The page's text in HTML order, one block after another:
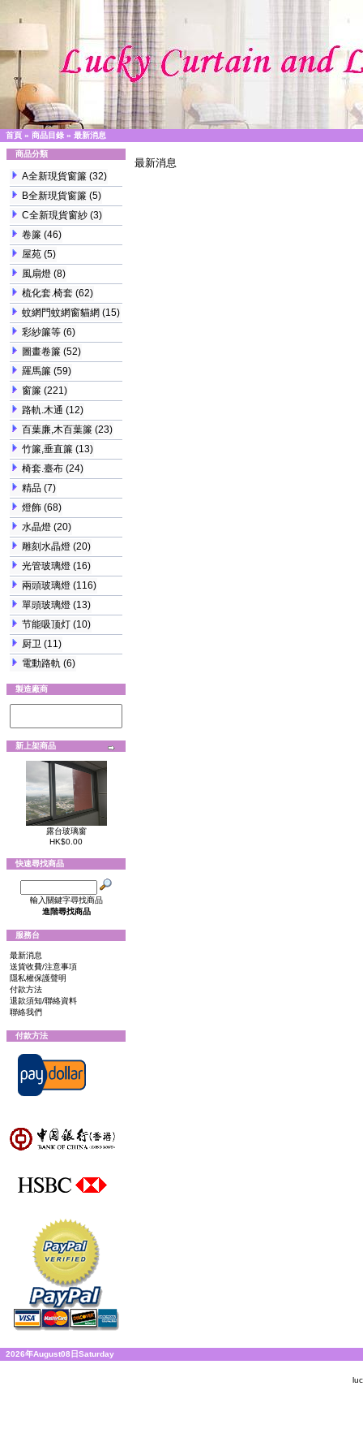
首頁 » 商品目錄 » 最新消息
商品分類
A全新現貨窗簾 (32)
B全新現貨窗簾 (5)
C全新現貨窗紗 (3)
卷簾 (46)
屋苑 (5)
風扇燈 (8)
梳化套.椅套 (62)
蚊網門蚊網窗貓網 (15)
彩紗簾等 (6)
圖畫卷簾 (52)
羅馬簾 (59)
窗簾 (221)
路軌.木通 (12)
百葉廉,木百葉簾 (23)
竹簾,垂直簾 (13)
椅套.臺布 (24)
精品 (7)
燈飾 (68)
水晶燈 (20)
雕刻水晶燈 (20)
光管玻璃燈 (16)
兩頭玻璃燈 (116)
單頭玻璃燈 (13)
节能吸顶灯 (10)
厨卫 (11)
電動路軌 (6)
製造廠商
新上架商品
露台玻璃窗
HK$0.00
快速尋找商品
輸入關鍵字尋找商品
進階尋找商品
服務台
最新消息
送貨收費/注意事項
隱私權保護聲明
付款方法
退款須知/聯絡資料
聯絡我們
付款方法
最新消息
2026年August08日Saturday